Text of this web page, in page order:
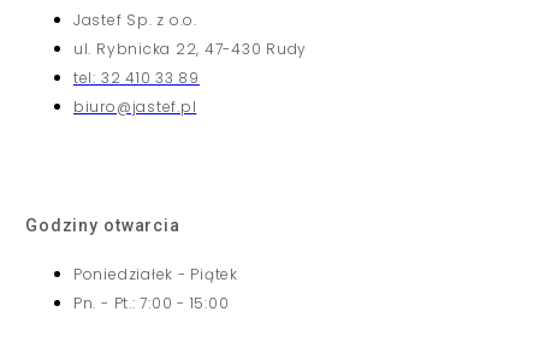
Jastef Sp. z o.o.
ul. Rybnicka 22, 47-430 Rudy
tel: 32 410 33 89
biuro@jastef.pl
Godziny otwarcia
Poniedziałek - Piątek
Pn. - Pt.: 7:00 - 15:00